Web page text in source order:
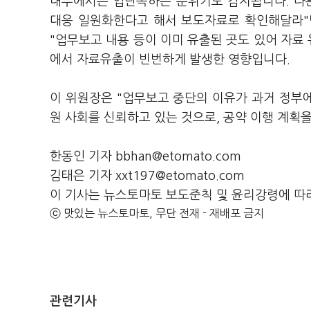
대응 일원화한다고 해서 보도자료로 확인해달
"업무보고 내용 등이 이미 유출된 곳도 있어 자
에서 자료유출이 빈번하게 발생한 영향입니다.
이 위원장은 "업무보고 중단의 이유가 과거 정
원 사회를 신뢰하고 있는 것으로, 공약 이행 계획
한동인 기자 bbhan@etomato.com
김태은 기자 xxt197@etomato.com
이 기사는 뉴스토마토 보도준칙 및 윤리강령에 따
ⓒ 맛있는 뉴스토마토, 무단 전재 - 재배포 금지
관련기사